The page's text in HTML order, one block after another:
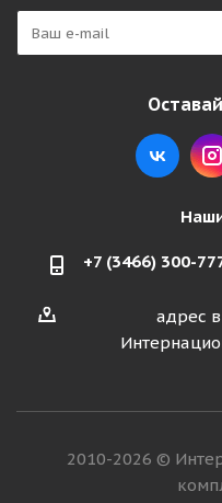
+7 (3466) 300-
адрес
2010-2026 ©